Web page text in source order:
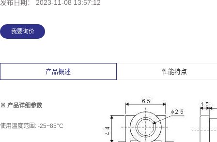
发布日期：
2023-11-08 13:57:12
我要询价
产品概述 性能特点
※ 产品详细参数
使用温度范围: -25~85°C